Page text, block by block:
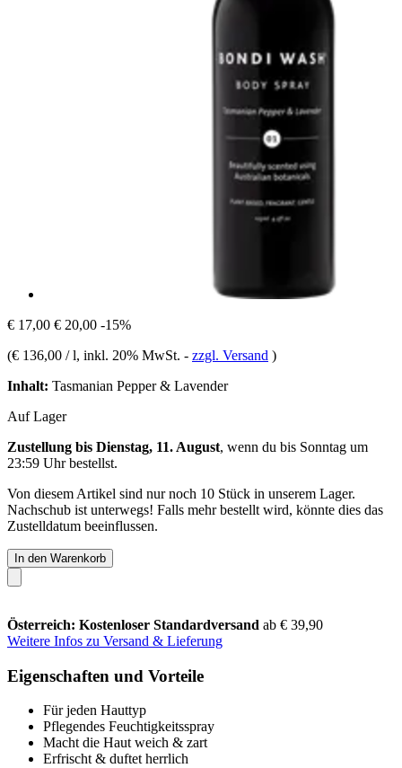
€ 17,00 € 20,00 -15%
(€ 136,00 / l, inkl. 20% MwSt. - zzgl. Versand )
Inhalt: Tasmanian Pepper & Lavender
Auf Lager
Zustellung bis Dienstag, 11. August, wenn du bis Sonntag um
23:59 Uhrbestellst.
Von diesem Artikel sind nur noch 10 Stück in unserem Lager.
Nachschub ist unterwegs! Falls mehr bestellt wird, könnte dies das
Zustelldatum beeinflussen.
In den Warenkorb
Österreich: Kostenloser Standardversand ab € 39,90
Weitere Infos zu Versand & Lieferung
Eigenschaften und Vorteile
Für jeden Hauttyp
Pflegendes Feuchtigkeitsspray
Macht die Haut weich & zart
Erfrischt & duftet herrlich